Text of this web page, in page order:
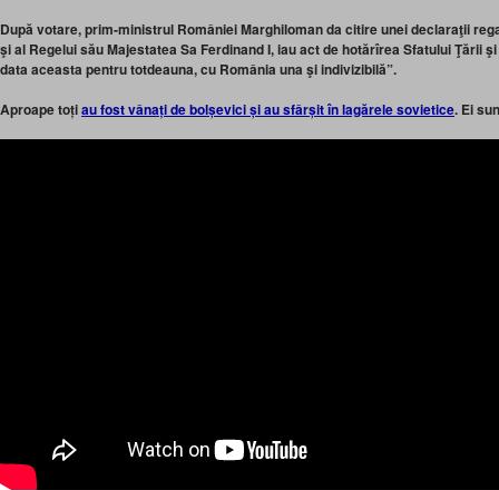
După votare, prim-ministrul României Marghiloman da citire unei declaraţii
şi al Regelui său Majestatea Sa Ferdinand I, iau act de hotărîrea Sfatului Ţării
data aceasta pentru totdeauna, cu România una şi indivizibilă”.
Aproape toțiau fost vânați de bolșevici și au sfârșit în lagărele sovietice. Ei